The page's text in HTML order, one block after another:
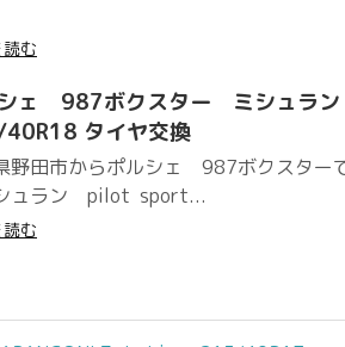
む
ェ 987ボクスター ミシュ
タイヤ交換
野田市からポルシェ 987ボクスター
ュラン pilot sport...
む